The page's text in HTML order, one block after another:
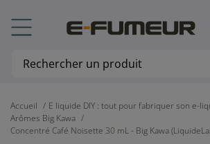
Accueil
E liquide DIY : tout pour fabriquer son e-
Arômes Big Kawa
Concentré Café Noisette 30 mL - Big Kawa